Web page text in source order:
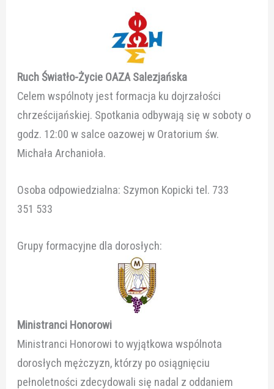
Ruch Światło-Życie OAZA Salezjańska
Celem wspólnoty jest formacja ku dojrzałości
chrześcijańskiej. Spotkania odbywają się w soboty o
godz. 12:00 w salce oazowej w Oratorium św.
Michała Archanioła.
Osoba odpowiedzialna: Szymon Kopicki tel. 733
351 533
Grupy formacyjne dla dorosłych:
Ministranci Honorowi
Ministranci Honorowi to wyjątkowa wspólnota
dorosłych mężczyzn, którzy po osiągnięciu
pełnoletności zdecydowali się nadal z oddaniem